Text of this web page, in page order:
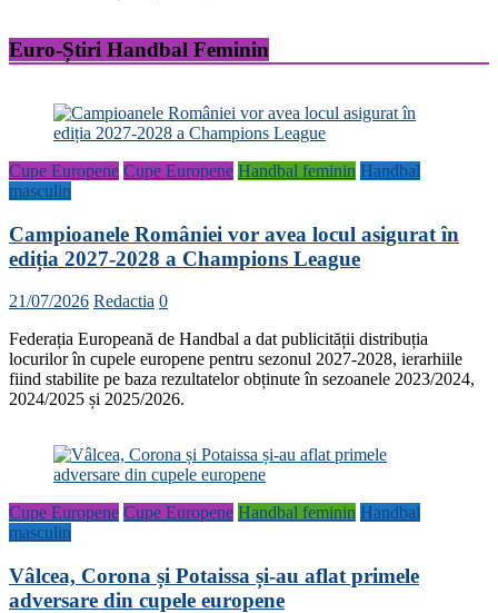
Euro-Știri Handbal Feminin
Cupe Europene Cupe Europene Handbal feminin Handbal
masculin
Campioanele României vor avea locul asigurat în
ediția 2027-2028 a Champions League
21/07/2026 Redactia 0
Federația Europeană de Handbal a dat publicității distribuția
locurilor în cupele europene pentru sezonul 2027-2028, ierarhiile
fiind stabilite pe baza rezultatelor obținute în sezoanele 2023/2024,
2024/2025 și 2025/2026.
Cupe Europene Cupe Europene Handbal feminin Handbal
masculin
Vâlcea, Corona și Potaissa și-au aflat primele
adversare din cupele europene